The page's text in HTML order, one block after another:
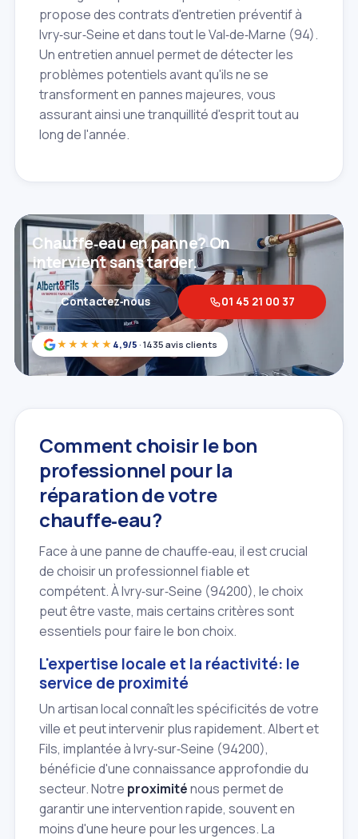
propose des contrats d'entretien préventif à
Ivry‑sur‑Seine et dans tout le Val‑de‑Marne (94).
Un entretien annuel permet de détecter les
problèmes potentiels avant qu'ils ne se
transforment en pannes majeures, vous
assurant ainsi une tranquillité d'esprit tout au
long de l'année.
★★★★★ 4,9/5 · 1435 avis clients
Chauffe‑eau en panne? On
intervient sans tarder.
Contactez‑nous 01 45 21 00 37
Comment choisir le bon
professionnel pour la
réparation de votre
chauffe‑eau?
Face à une panne de chauffe‑eau, il est crucial
de choisir un professionnel fiable et
compétent. À Ivry‑sur‑Seine (94200), le choix
peut être vaste, mais certains critères sont
essentiels pour faire le bon choix.
L'expertise locale et la réactivité: le
service de proximité
Un artisan local connaît les spécificités de votre
ville et peut intervenir plus rapidement. Albert et
Fils, implantée à Ivry‑sur‑Seine (94200),
bénéficie d'une connaissance approfondie du
secteur. Notre proximiténous permet de
garantir une intervention rapide, souvent en
moins d'une heure pour les urgences. La